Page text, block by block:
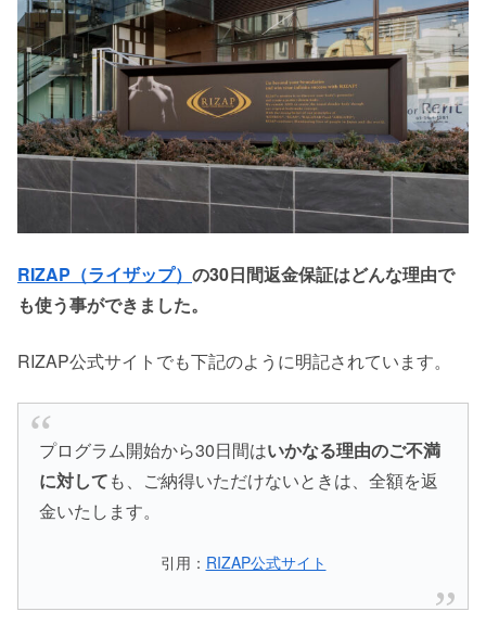
RIZAP（ライザップ） の30日間返金保証はどんな理由で
も使う事ができました。
RIZAP公式サイトでも下記のように明記されています。
プログラム開始から30日間はいかなる理由のご不満
に対しても、ご納得いただけないときは、全額を返
金いたします。
引用： RIZAP公式サイト